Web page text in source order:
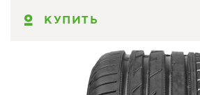
КУПИТЬ